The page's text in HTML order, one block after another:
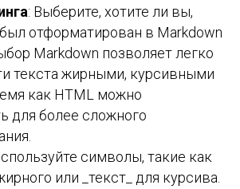
: Выберите, хотите ли вы,
отформатирован в Markdown
Markdown позволяет легко
текста жирными, курсивными
как HTML можно
для более сложного
символы, такие как
или _текст_ для курсива.